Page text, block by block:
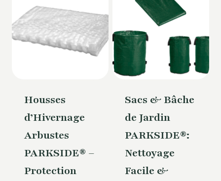
Housses
d’Hivernage
Arbustes
PARKSIDE® –
Protection
Sacs & Bâche
de Jardin
PARKSIDE®:
Nettoyage
Facile &